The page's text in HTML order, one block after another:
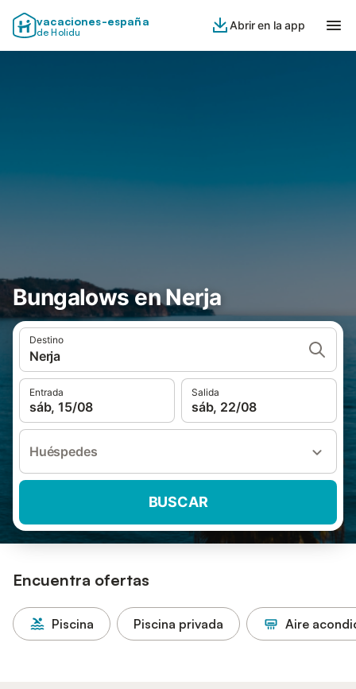
vacaciones-españa
de Holidu
Abrir en la app
Bungalows en Nerja
Destino
Nerja
Entrada
sáb, 15/08
Salida
sáb, 22/08
Huéspedes
BUSCAR
Encuentra ofertas
Piscina Piscina privada Aire